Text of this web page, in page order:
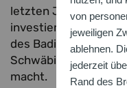
von
jeweiligen
ablehnen.
jederzeit
Rand des
letzten Jahren viel in
investiert, was die
des Badischen
Schwäbischen
macht.